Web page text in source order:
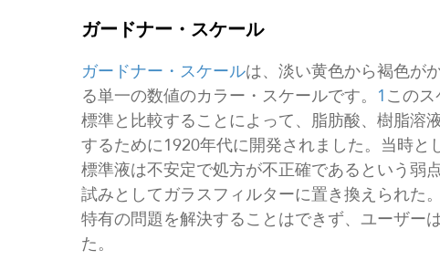
ガードナー・スケール
ガードナー・スケールは、淡い黄色から褐色が
る単一の数値のカラー・スケールです。 1 この
標準と比較することによって、脂肪酸、樹脂溶
するために1920年代に開発されました。当時
標準液は不安定で処方が不正確であるという弱
試みとしてガラスフィルターに置き換えられた
特有の問題を解決することはできず、ユーザー
た。